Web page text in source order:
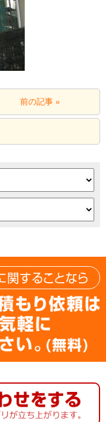
前の記事 »